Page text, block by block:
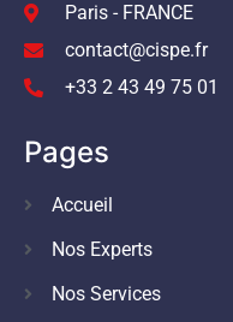
Paris - FRANCE
contact@cispe.fr
+33 2 43 49 75 01
Pages
Accueil
Nos Experts
Nos Services